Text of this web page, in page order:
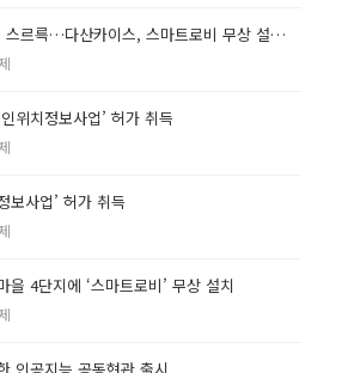
공동현관 스마트폰으로 스르륵…다산카이스, 스마트로비 무상 설치 이벤트
위치정보사업’ 허가 취득
보사업’ 허가 취득
을 4단지에 ‘스마트로비’ 무상 설치